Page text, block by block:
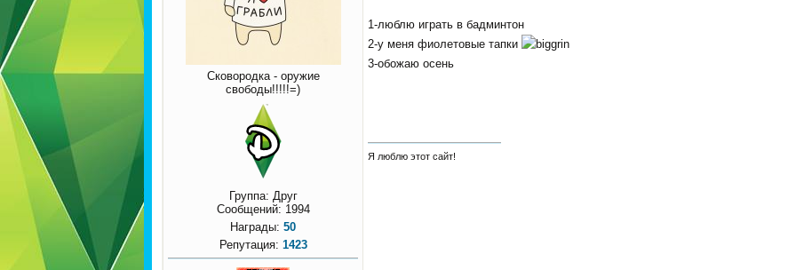
Сковородка - оружие
свободы!!!!!=)
Группа: Друг
Сообщений: 1994
Награды: 50
Репутация: 1423
1-люблю играть в бадминтон
2-у меня фиолетовые тапки
3-обожаю осень
Я люблю этот сайт!